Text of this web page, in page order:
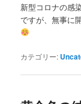
新型コロナの感
ですが、無事に
カテゴリー: